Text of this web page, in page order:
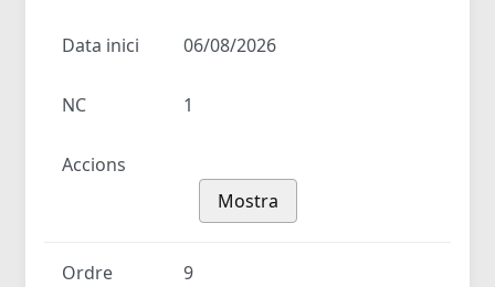
Data inici 06/08/2026
NC 1
Accions
Mostra
Ordre 9